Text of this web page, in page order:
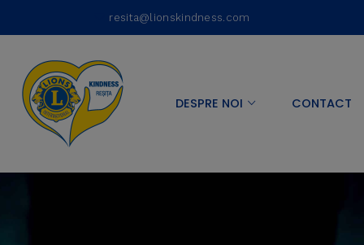
resita@lionskindness.com
DESPRE NOI CONTACT